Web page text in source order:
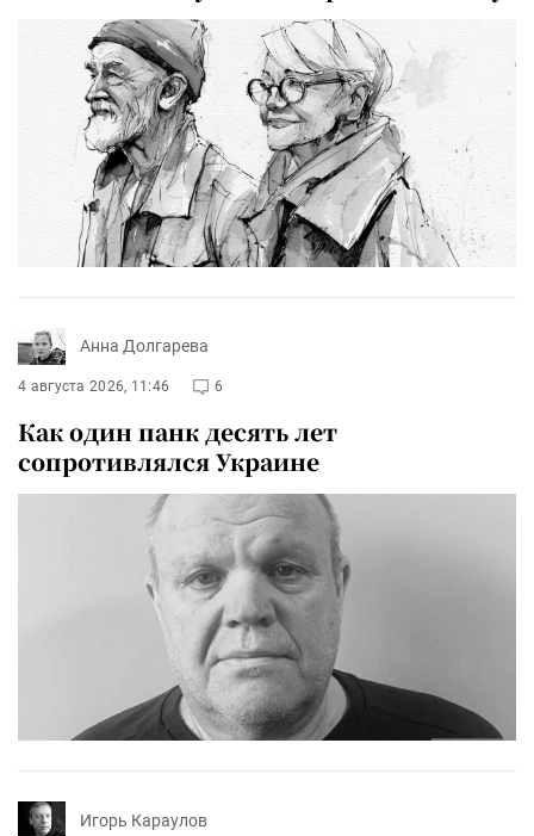
Анна Долгарева
4 августа 2026, 11:46 6
Как один панк десять лет
сопротивлялся Украине
Игорь Караулов